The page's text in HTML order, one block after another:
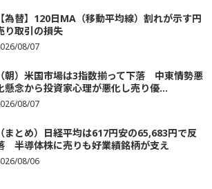
【為替】120日MA（移動平均線）割れが示す円
り取引の損失
08/07
（朝）米国市場は3指数揃って下落 中東情勢悪
懸念から投資家心理が悪化し売り優...
08/07
（まとめ）日経平均は617円安の65,683円で反
半導体株に売りも好業績銘柄が支え
08/06